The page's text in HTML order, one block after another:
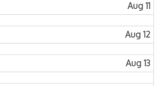
Aug 11
Aug 12
Aug 13